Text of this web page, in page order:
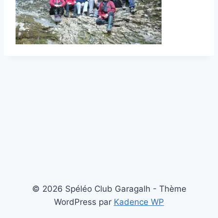
© 2026 Spéléo Club Garagalh - Thème
WordPress par Kadence WP